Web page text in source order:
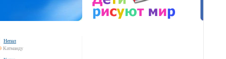
Непал
Катманду